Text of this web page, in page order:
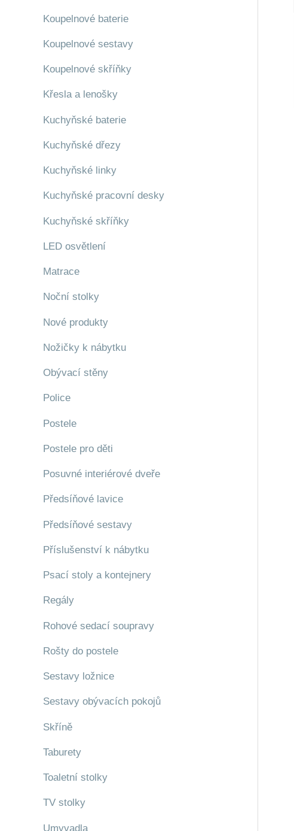
Koupelnové baterie
Koupelnové sestavy
Koupelnové skříňky
Křesla a lenošky
Kuchyňské baterie
Kuchyňské dřezy
Kuchyňské linky
Kuchyňské pracovní desky
Kuchyňské skříňky
LED osvětlení
Matrace
Noční stolky
Nové produkty
Nožičky k nábytku
Obývací stěny
Police
Postele
Postele pro děti
Posuvné interiérové dveře
Předsíňové lavice
Předsíňové sestavy
Příslušenství k nábytku
Psací stoly a kontejnery
Regály
Rohové sedací soupravy
Rošty do postele
Sestavy ložnice
Sestavy obývacích pokojů
Skříně
Taburety
Toaletní stolky
TV stolky
Umyvadla